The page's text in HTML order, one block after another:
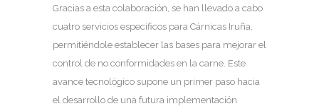
Gracias a esta colaboración, se han llevado a cabo
cuatro servicios específicos para Cárnicas Iruña,
permitiéndole establecer las bases para mejorar el
control de no conformidades en la carne. Este
avance tecnológico supone un primer paso hacia
el desarrollo de una futura implementación